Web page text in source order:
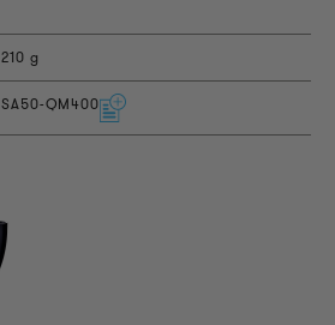
210 g
SA50-QM400